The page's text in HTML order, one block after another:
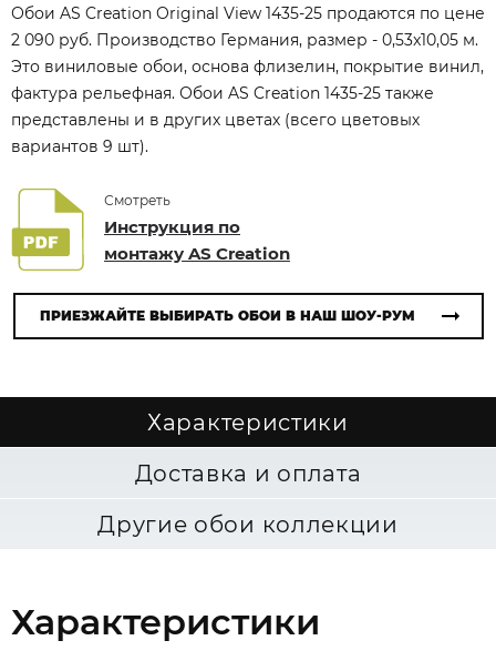
Обои AS Creation Original View 1435-25 продаются по цене
2 090 руб. Производство Германия, размер - 0,53x10,05 м.
Это виниловые обои, основа флизелин, покрытие винил,
фактура рельефная. Обои AS Creation 1435-25 также
представлены и в других цветах (всего цветовых
вариантов 9 шт).
Смотреть
Инструкция по
монтажу AS Creation
ПРИЕЗЖАЙТЕ ВЫБИРАТЬ ОБОИ В НАШ ШОУ-РУМ
Характеристики
Доставка и оплата
Другие обои коллекции
Характеристики